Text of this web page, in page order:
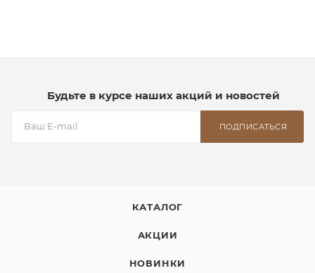
Будьте в курсе наших акций и новостей
ПОДПИСАТЬСЯ
КАТАЛОГ
АКЦИИ
НОВИНКИ